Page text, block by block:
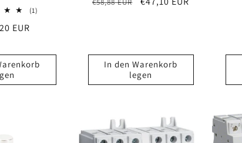
(1)
EUR
In den Warenkorb
legen